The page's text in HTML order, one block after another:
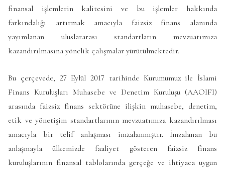
finansal işlemlerin kalitesini ve bu işlemler hakkında
farkındalığı artırmak amacıyla faizsiz finans alanında
yayımlanan uluslararası standartların mevzuatımıza
kazandırılmasına yönelik çalışmalar yürütülmektedir.
Bu çerçevede, 27 Eylül 2017 tarihinde Kurumumuz ile İslami
Finans Kuruluşları Muhasebe ve Denetim Kuruluşu (AAOIFI)
arasında faizsiz finans sektörüne ilişkin muhasebe, denetim,
etik ve yönetişim standartlarının mevzuatımıza kazandırılması
amacıyla bir telif anlaşması imzalanmıştır. İmzalanan bu
anlaşmayla ülkemizde faaliyet gösteren faizsiz finans
kuruluşlarının finansal tablolarında gerçeğe ve ihtiyaca uygun